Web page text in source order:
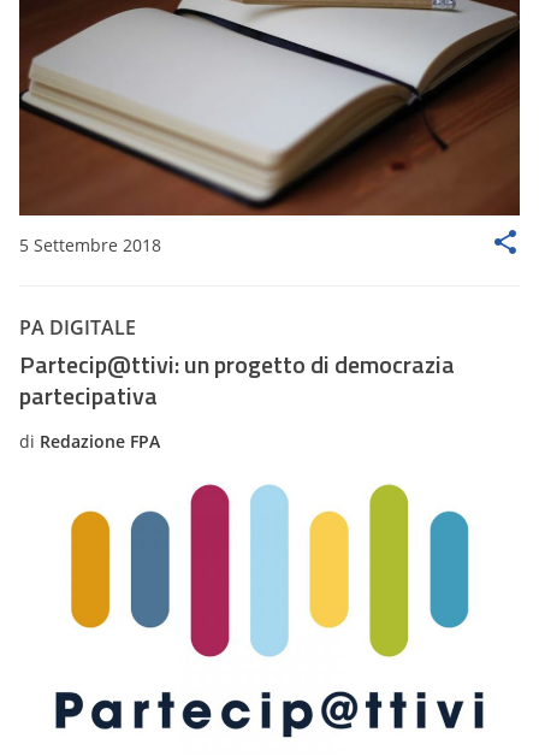
5 Settembre 2018
PA DIGITALE
Partecip@ttivi: un progetto di democrazia
partecipativa
di Redazione FPA